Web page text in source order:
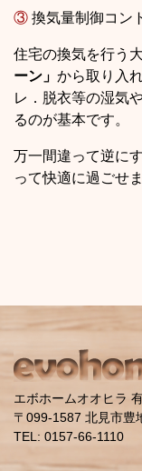
③ 換気量制御コン
住宅の換気を行う
ーン」 から取り入
レ．脱衣等の湿気
るのが基本です。
万一間違って逆に
って快適に過ごせま
エボホームオオヒラ
〒099-1587 北見市豊
TEL: 0157-66-1110